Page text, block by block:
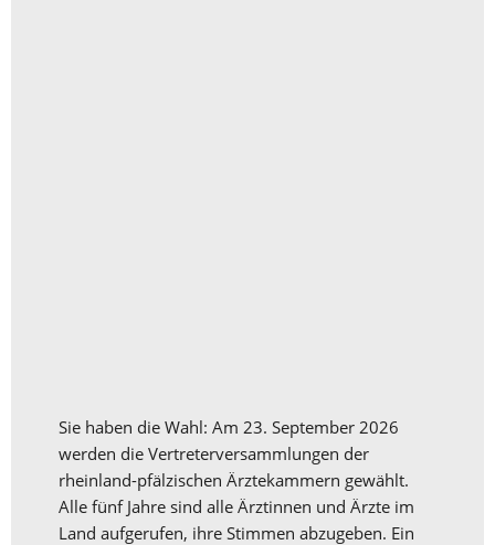
Sie haben die Wahl: Am 23. September 2026
werden die Vertreterversammlungen der
rheinland-pfälzischen Ärztekammern gewählt.
Alle fünf Jahre sind alle Ärztinnen und Ärzte im
Land aufgerufen, ihre Stimmen abzugeben. Ein